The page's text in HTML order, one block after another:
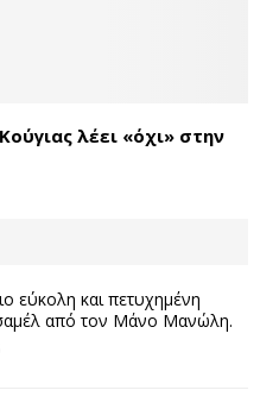
λέει «όχι» στην
εύκολη και πετυχημένη
από τον Μάνο Μανώλη.